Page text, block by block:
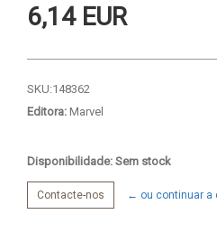
6,14 EUR
SKU:148362
Editora: Marvel
Disponibilidade: Sem stock
Contacte-nos ← ou continuar a